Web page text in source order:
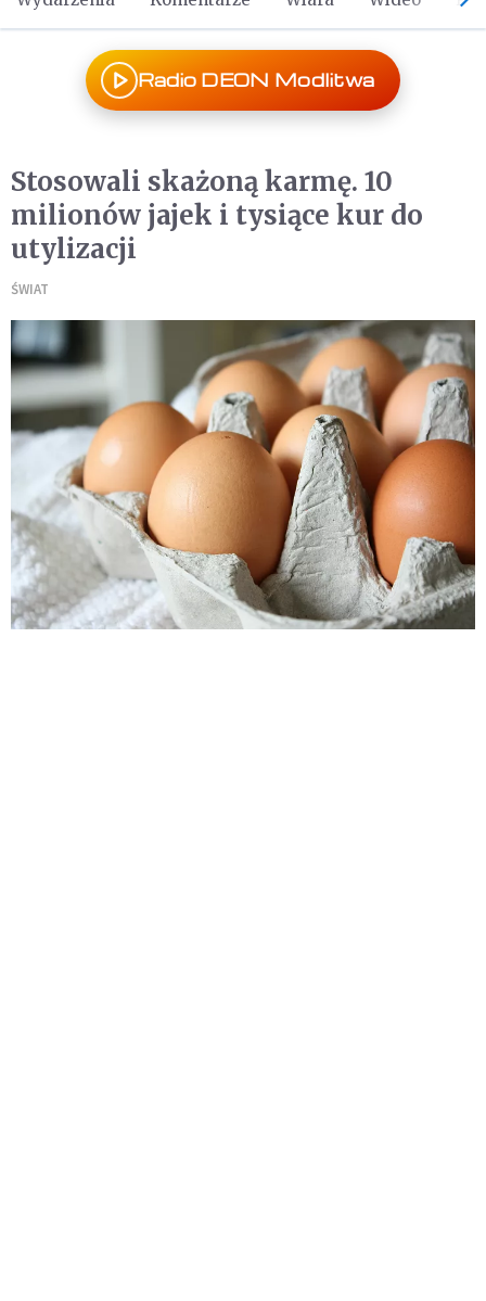
Radio DEON Modlitwa
Stosowali skażoną karmę. 10
milionów jajek i tysiące kur do
utylizacji
ŚWIAT